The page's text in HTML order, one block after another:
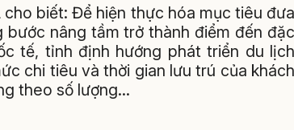
biết: Để hiện thực hóa mục tiêu đưa
nâng tầm trở thành điểm đến đặc
tế, tỉnh định hướng phát triển du lịch
chi tiêu và thời gian lưu trú của khách
theo số lượng...